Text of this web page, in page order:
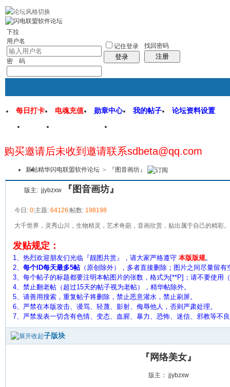
下拉
用户名
密 码
记住登录
登录
找回密码
注册
首页 闪电联盟论坛
每日打卡 电魂充值 勋章中心 我的帖子 论坛资料设置
购买邀请后未收到邀请联系sdbeta@qq.com
新帖精华闪电联盟软件论坛 > 『图音画坊』
版主: jjybzxw 『图音画坊』
今日: 0|主题: 64126|帖数: 198198
大千世界，灵秀山川，生物精灵，艺术奇葩，音画欣赏，贴出属于自己的精彩。
发贴规定：
1、热烈欢迎朋友们光临『靓图共赏』，请大家严格遵守 本版版规。
2、 每个ID每天最多5帖（原创除外），多者直接删除；图片之间尽量留
3、每个帖子的标题都要注明本帖图片的张数，格式为[**P]；请不要使用
4、禁止翻老帖（超过15天的帖子视为老帖），精华帖除外。
5、 请善用搜索，重复帖子将删除，禁止恶意灌水，禁止刷屏。
6、严禁在本版攻击、谩骂、轻蔑、影射、侮辱他人，否则严肃处理。
7、严禁发表一切含有色情、变态、血腥、暴力、恐怖、迷信、邪教等不
子版块
『网络美女』
版主： jjybzxw